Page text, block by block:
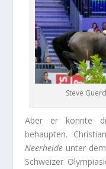
Steve
Aber er konnte
behaupten.
Neerheide unter
Schweizer